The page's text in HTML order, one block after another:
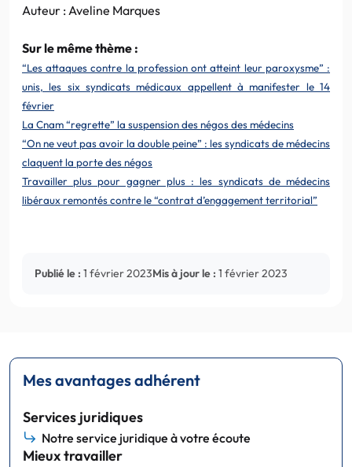
Auteur : Aveline Marques
Sur le même thème :
“Les attaques contre la profession ont atteint leur paroxysme” :
unis, les six syndicats médicaux appellent à manifester le 14
février
La Cnam “regrette” la suspension des négos des médecins
“On ne veut pas avoir la double peine” : les syndicats de médecins
claquent la porte des négos
Travailler plus pour gagner plus : les syndicats de médecins
libéraux remontés contre le “contrat d’engagement territorial”
Publié le : 1 février 2023Mis à jour le : 1 février 2023
Mes avantages adhérent
Services juridiques
Notre service juridique à votre écoute
Mieux travailler